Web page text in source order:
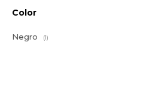
Color
Negro (1)